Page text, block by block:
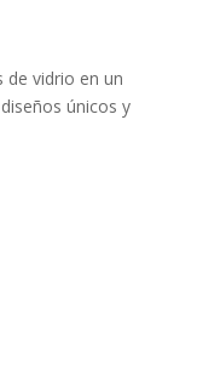
de vidrio en un
únicos y